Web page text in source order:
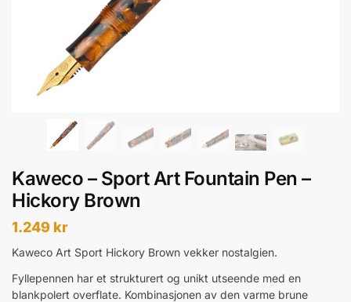
Kaweco – Sport Art Fountain Pen –
Hickory Brown
1.249 kr
Kaweco Art Sport Hickory Brown vekker nostalgien.
Fyllepennen har et strukturert og unikt utseende med en
blankpolert overflate. Kombinasjonen av den varme brune